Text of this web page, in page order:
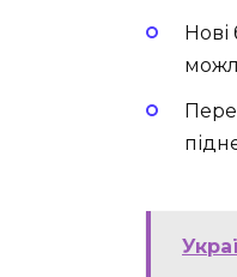
Нові